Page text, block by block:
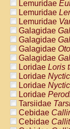
Lemuridae
Lemuridae
Lemuridae
Galagidae
Galagidae
Galagidae
Galagidae
Loridae Loris
Loridae
Loridae
Loridae
Tarsiidae
Cebidae
Cebidae